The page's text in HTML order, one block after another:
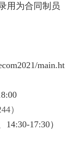
用为合同制员
main.ht
）
14:30-17:30）